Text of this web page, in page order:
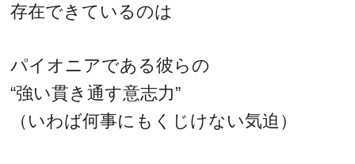
存在できているのは
パイオニアである彼らの
“強い貫き通す意志力”
（いわば何事にもくじけない気迫）